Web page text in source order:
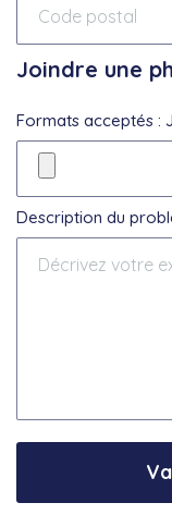
Joindre une
Formats acceptés :
Description du